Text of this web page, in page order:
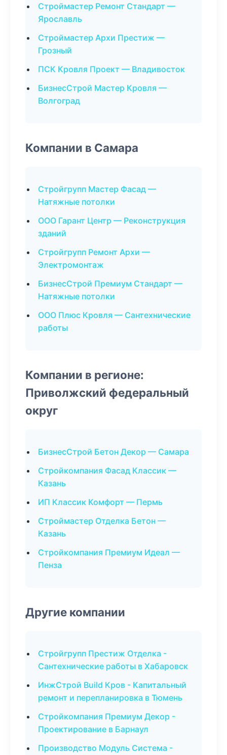
Строймастер Ремонт Стандарт —
Ярославль
Строймастер Архи Престиж —
Грозный
ПСК Кровля Проект — Владивосток
БизнесСтрой Мастер Кровля —
Волгоград
Компании в Самара
Стройгрупп Мастер Фасад —
Натяжные потолки
ООО Гарант Центр — Реконструкция
зданий
Стройгрупп Ремонт Архи —
Электромонтаж
БизнесСтрой Премиум Стандарт —
Натяжные потолки
ООО Плюс Кровля — Сантехнические
работы
Компании в регионе:
Приволжский федеральный
округ
БизнесСтрой Бетон Декор — Самара
Стройкомпания Фасад Классик —
Казань
ИП Классик Комфорт — Пермь
Строймастер Отделка Бетон —
Казань
Стройкомпания Премиум Идеал —
Пенза
Другие компании
Стройгрупп Престиж Отделка -
Сантехнические работы в Хабаровск
ИнжСтрой Build Кров - Капитальный
ремонт и перепланировка в Тюмень
Стройкомпания Премиум Декор -
Проектирование в Барнаул
Производство Модуль Система -